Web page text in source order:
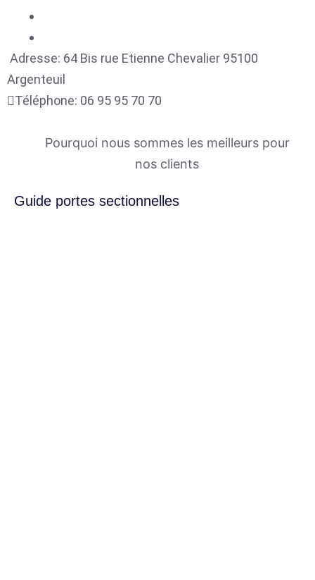
Adresse: 64 Bis rue Etienne Chevalier 95100
Argenteuil
Téléphone: 06 95 95 70 70
Pourquoi nous sommes les meilleurs pour
nos clients
Guide portes sectionnelles